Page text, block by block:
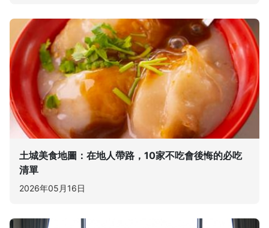
土城美食地圖：在地人帶路，10家不吃會後悔的必吃
清單
2026年05月16日